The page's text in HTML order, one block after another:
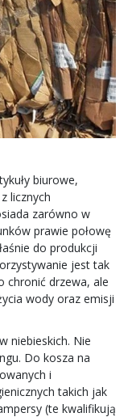
biurowe,
licznych
zarówno w
prawie połowę
do produkcji
jest tak
chronić drzewa, ale
wody oraz emisji
niebieskich. Nie
Do kosza na
i
takich jak
(te kwalifikują